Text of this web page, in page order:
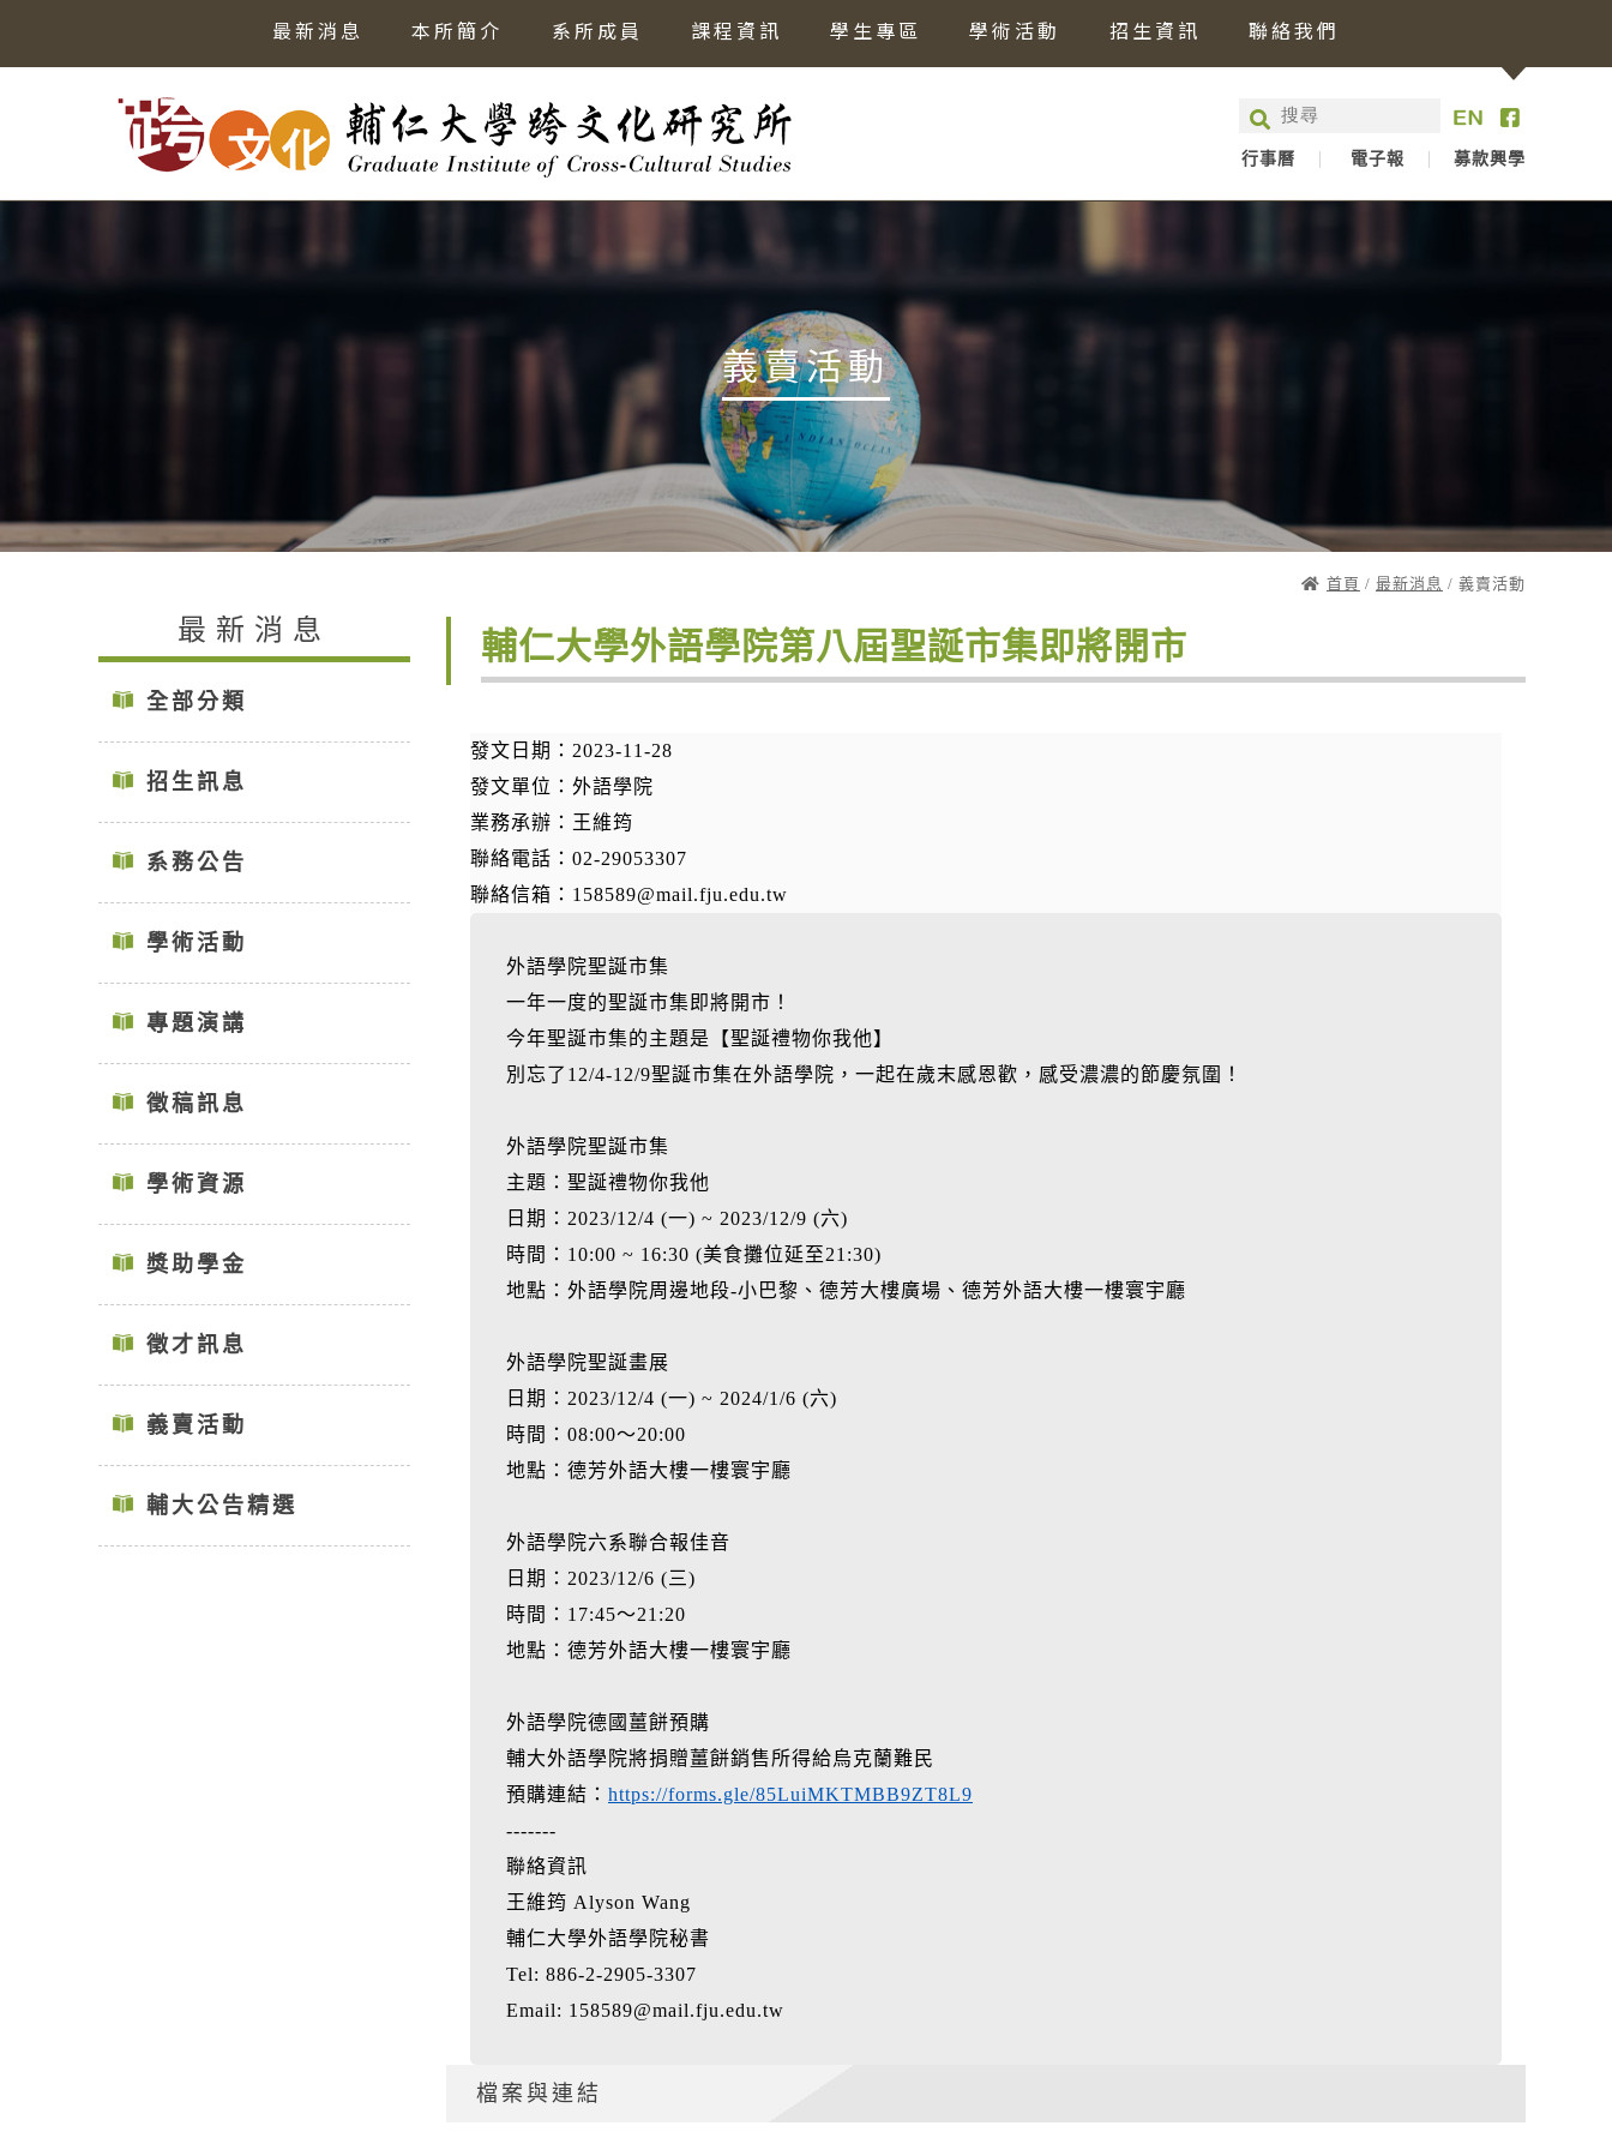
最新消息 本所簡介 系所成員 課程資訊 學生專區 學術活動 招生資訊 聯絡我們
行事曆 電子報 募款興學
義賣活動
首頁 / 最新消息 / 義賣活動
最新消息
全部分類
招生訊息
系務公告
學術活動
專題演講
徵稿訊息
學術資源
獎助學金
徵才訊息
義賣活動
輔大公告精選
輔仁大學外語學院第八屆聖誕市集即將開市
發文日期：2023-11-28
發文單位：外語學院
業務承辦：王維筠
聯絡電話：02-29053307
聯絡信箱：158589@mail.fju.edu.tw
外語學院聖誕市集
一年一度的聖誕市集即將開市！
今年聖誕市集的主題是【聖誕禮物你我他】
別忘了12/4-12/9聖誕市集在外語學院，一起在歲末感恩歡，感受濃濃的節慶氛圍！
外語學院聖誕市集
主題：聖誕禮物你我他
日期：2023/12/4 (一) ~ 2023/12/9 (六)
時間：10:00 ~ 16:30 (美食攤位延至21:30)
地點：外語學院周邊地段-小巴黎、德芳大樓廣場、德芳外語大樓一樓寰宇廳
外語學院聖誕畫展
日期：2023/12/4 (一) ~ 2024/1/6 (六)
時間：08:00～20:00
地點：德芳外語大樓一樓寰宇廳
外語學院六系聯合報佳音
日期：2023/12/6 (三)
時間：17:45～21:20
地點：德芳外語大樓一樓寰宇廳
外語學院德國薑餅預購
輔大外語學院將捐贈薑餅銷售所得給烏克蘭難民
預購連結： https://forms.gle/85LuiMKTMBB9ZT8L9
-------
聯絡資訊
王維筠 Alyson Wang
輔仁大學外語學院秘書
Tel: 886-2-2905-3307
Email: 158589@mail.fju.edu.tw
檔案與連結